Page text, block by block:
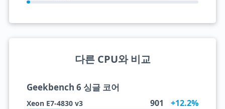
다른 CPU와 비교
Geekbench 6 싱글 코어
Xeon E7-4830 v3 901 +12.2%